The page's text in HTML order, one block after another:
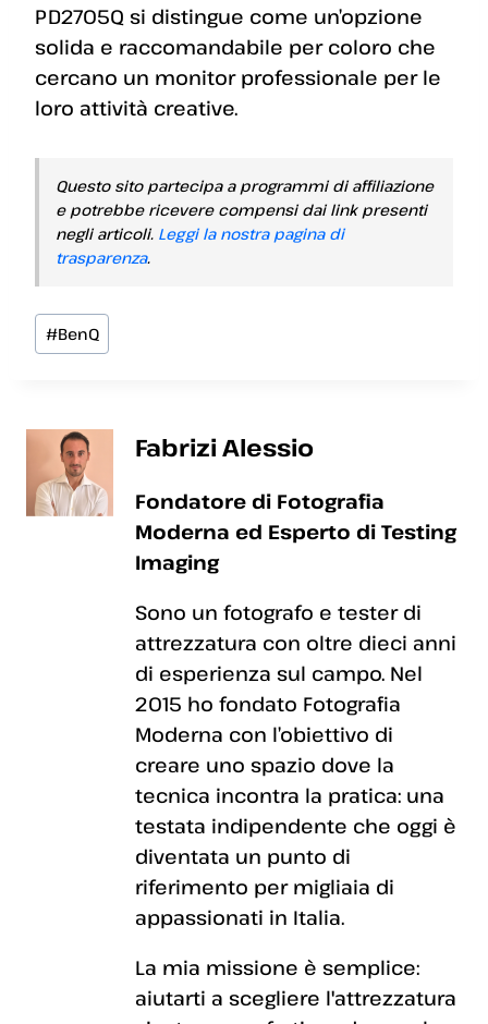
PD2705Q si distingue come un’opzione
solida e raccomandabile per coloro che
cercano un monitor professionale per le
loro attività creative.
Questo sito partecipa a programmi di affiliazione
e potrebbe ricevere compensi dai link presenti
negli articoli. Leggi la nostra pagina di
trasparenza.
Tag
articolo:
#BenQ
Fabrizi Alessio
Fondatore di Fotografia
Moderna ed Esperto di Testing
Imaging
Sono un fotografo e tester di
attrezzatura con oltre dieci anni
di esperienza sul campo. Nel
2015 ho fondato Fotografia
Moderna con l’obiettivo di
creare uno spazio dove la
tecnica incontra la pratica: una
testata indipendente che oggi è
diventata un punto di
riferimento per migliaia di
appassionati in Italia.
La mia missione è semplice:
aiutarti a scegliere l'attrezzatura